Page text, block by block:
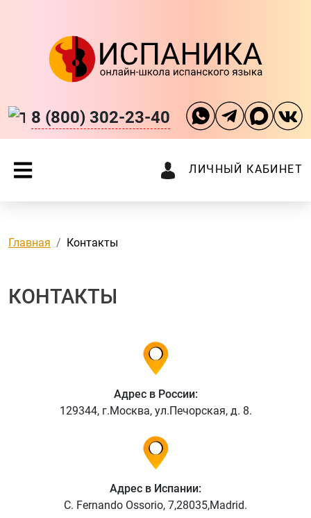
8 (800) 302-23-40
ЛИЧНЫЙ КАБИНЕТ
Главная Контакты
КОНТАКТЫ
Адрес в России:
129344, г.Москва, ул.Печорская, д. 8.
Адрес в Испании:
C. Fernando Ossorio, 7,28035,Madrid.